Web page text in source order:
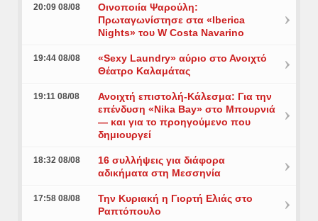
20:09 08/08
Οινοποιία Ψαρούλη:
Πρωταγωνίστησε στα «Iberica
Nights» του W Costa Navarino
19:44 08/08
«Sexy Laundry» αύριο στο Ανοιχτό
Θέατρο Καλαμάτας
19:11 08/08
Ανοιχτή επιστολή-Κάλεσμα: Για την
επένδυση «Nika Bay» στο Μπουρνιά
— και για το προηγούμενο που
δημιουργεί
18:32 08/08
16 συλλήψεις για διάφορα
αδικήματα στη Μεσσηνία
17:58 08/08
Την Κυριακή η Γιορτή Ελιάς στο
Ραπτόπουλο